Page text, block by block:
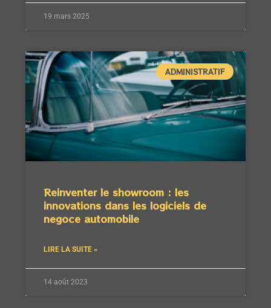
19 mars 2025
ADMINISTRATIF
Reinventer le showroom : les
innovations dans les logiciels de
negoce automobile
LIRE LA SUITE »
14 août 2023